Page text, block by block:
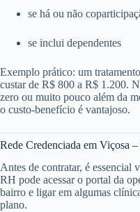
se há ou não
se inclui dependentes
Exemplo prático: um
custar de R$ 800 a R$ 1.200.
zero ou muito pouco além da
o custo-benefício é vantajoso.
Rede Credenciada em Viçosa
Antes de contratar, é essencial
RH pode acessar o portal da
bairro e ligar em algumas
plano.